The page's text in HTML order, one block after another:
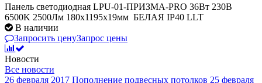
Панель светодиодная LPU-01-ПРИЗМА-PRO 36Вт 230В
6500K 2500Лм 180х1195х19мм БЕЛАЯ IP40 LLT
В наличии
Запросить ценуЗапрос цены
Новости
Все новости
26 февраля 2017 Пополнение подвесных потолков 25 февраля